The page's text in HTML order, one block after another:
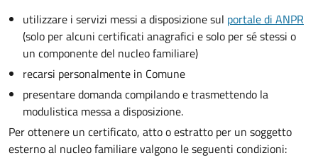
utilizzare i servizi messi a disposizione sul portale di ANPR
(solo per alcuni certificati anagrafici e solo per sé stessi o
un componente del nucleo familiare)
recarsi personalmente in Comune
presentare domanda compilando e trasmettendo la
modulistica messa a disposizione.
Per ottenere un certificato, atto o estratto per un soggetto
esterno al nucleo familiare valgono le seguenti condizioni: